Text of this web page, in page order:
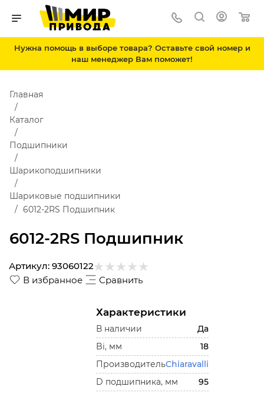
Нужна помощь в выборе товара? Оставьте свой номер и
наш менеджер Вам поможет!
6012-2RS Подшипник
Главная
Каталог
Подшипники
Шарикоподшипники
Шариковые подшипники
6012-2RS Подшипник
В избранное Сравнить
Артикул: 93060122
Характеристики
В наличии
Да
Bi, мм
18
ПроизводительChiaravalli
D подшипника, мм
95